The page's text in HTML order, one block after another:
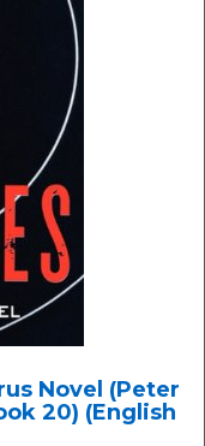
Novel (Peter
20) (English